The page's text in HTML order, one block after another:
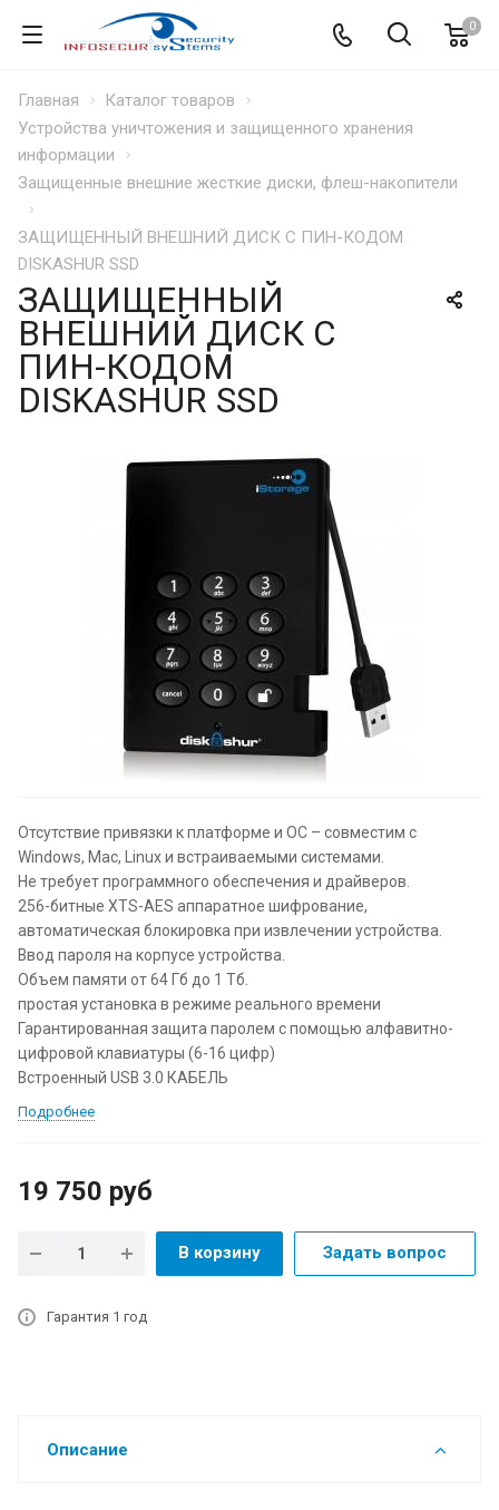
0
Главная
Каталог товаров
Устройства уничтожения и защищенного хранения
информации
Защищенные внешние жесткие диски, флеш-накопители
ЗАЩИЩЕННЫЙ ВНЕШНИЙ ДИСК С ПИН-КОДОМ
DISKASHUR SSD
ЗАЩИЩЕННЫЙ
ВНЕШНИЙ ДИСК С
ПИН-КОДОМ
DISKASHUR SSD
Отсутствие привязки к платформе и ОС – совместим с
Windows, Mac, Linux и встраиваемыми системами.
Не требует программного обеспечения и драйверов.
256-битные XTS-AES аппаратное шифрование,
автоматическая блокировка при извлечении устройства.
Ввод пароля на корпусе устройства.
Объем памяти от 64 Гб до 1 Тб.
простая установка в режиме реального времени
Гарантированная защита паролем с помощью алфавитно-
цифровой клавиатуры (6-16 цифр)
Встроенный USB 3.0 КАБЕЛЬ
Подробнее
19 750 руб
В корзину Задать вопрос
Гарантия 1 год
Описание